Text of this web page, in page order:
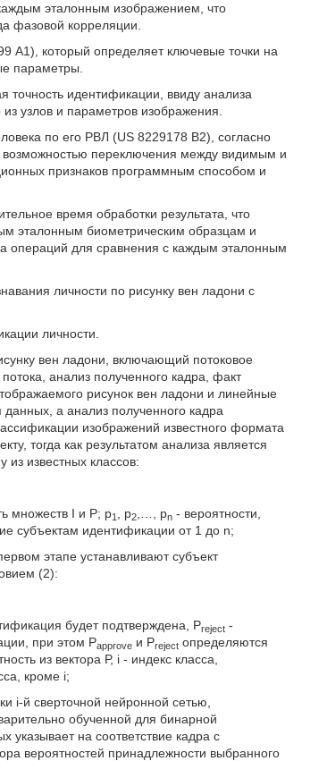
эталонным изображением, что
фазовой корреляции.
А1), который определяет ключевые точки на
параметры.
точность идентификации, ввиду анализа
узлов и параметров изображения.
по его РВЛ (US 8229178 В2), согласно
возможностью переключения между видимым и
признаков программным способом и
время обработки результата, что
эталонным биометрическим образцам и
операций для сравнения с каждым эталонным
личности по рисунку вен ладони с
личности.
вен ладони, включающий потоковое
анализ полученного кадра, факт
рисунок вен ладони и линейные
а анализ полученного кадра
изображений известного формата
тогда как результатом анализа является
известных классов:
множеств I и Р; р1 , р2 ,…, рn - вероятности,
субъектам идентификации от 1 до n;
этапе устанавливают субъект
(2):
будет подтверждена, Preject -
при этом Papprove и Preject определяются
из вектора Р, i - индекс класса,
кроме i;
i-й сверточной нейронной сетью,
обученной для бинарной
указывает на соответствие кадра с
вероятностей принадлежности выбранного